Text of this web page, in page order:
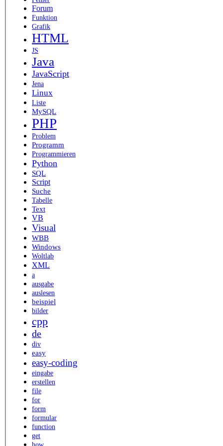
Forum
Funktion
Grafik
HTML
JS
Java
JavaScript
Jena
Linux
Liste
MySQL
PHP
Problem
Programm
Programmieren
Python
SQL
Script
Suche
Tabelle
Text
VB
Visual
WBB
Windows
Woltlab
XML
a
ausgabe
auslesen
beispiel
bilder
cpp
de
div
easy
easy-coding
eingabe
erstellen
file
for
form
formular
function
get